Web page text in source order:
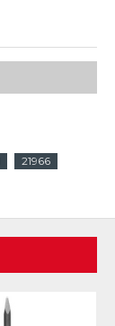
21966